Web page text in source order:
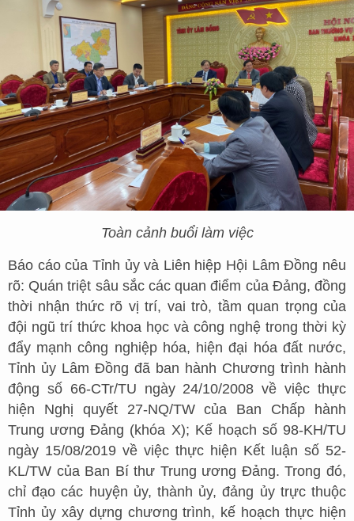
Toàn cảnh buổi làm việc
Báo cáo của Tỉnh ủy và Liên hiệp Hội Lâm Đồng nêu
rõ: Quán triệt sâu sắc các quan điểm của Đảng, đồng
thời nhận thức rõ vị trí, vai trò, tầm quan trọng của
đội ngũ trí thức khoa học và công nghệ trong thời kỳ
đẩy mạnh công nghiệp hóa, hiện đại hóa đất nước,
Tỉnh ủy Lâm Đồng đã ban hành Chương trình hành
động số 66-CTr/TU ngày 24/10/2008 về việc thực
hiện Nghị quyết 27-NQ/TW của Ban Chấp hành
Trung ương Đảng (khóa X); Kế hoạch số 98-KH/TU
ngày 15/08/2019 về việc thực hiện Kết luận số 52-
KL/TW của Ban Bí thư Trung ương Đảng. Trong đó,
chỉ đạo các huyện ủy, thành ủy, đảng ủy trực thuộc
Tỉnh ủy xây dựng chương trình, kế hoạch thực hiện